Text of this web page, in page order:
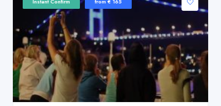
Instant Confirm from € 165